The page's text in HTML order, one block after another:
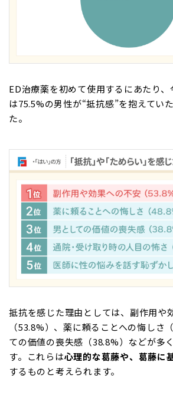
ED治療薬を初めて使用するにあたり
は75.5%の男性が“抵抗感”を抱えてい
た。
抵抗を感じた理由としては、副作用や
（53.8%）、薬に頼ることへの悔しさ
ての価値の喪失感（38.8%）などが多
す。これらは心理的な葛藤や、葛藤に
するものと考えられます。